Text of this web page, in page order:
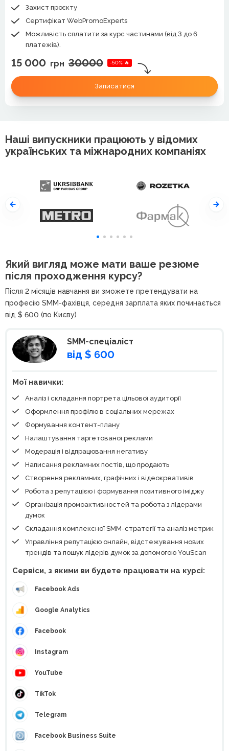
Захист проєкту
Сертифікат WebPromoExperts
Можливість сплатити за курс частинами (від 3 до 6
платежів).
15 000 грн 30000 -50% 🔥
Записатися
Наші випускники працюють у відомих
українських та міжнародних компаніях
Який вигляд може мати ваше резюме
після проходження курсу?
Після 2 місяців навчання ви зможете претендувати на
професію SMM-фахівця, середня зарплата яких починається
від $ 600 (по Києву)
SMM-спеціаліст
від $ 600
Мої навички:
Аналіз і складання портрета цільової аудиторії
Оформлення профілю в соціальних мережах
Формування контент-плану
Налаштування таргетованої реклами
Модерація і відпрацювання негативу
Написання рекламних постів, що продають
Створення рекламних, графічних і відеокреативів
Робота з репутацією і формування позитивного іміджу
Організація промоактивностей та робота з лідерами
думок
Складання комплексної SMM-стратегії та аналіз метрик
Управління репутацією онлайн, відстежування нових
трендів та пошук лідерів думок за допомогою YouScan
Сервіси, з якими ви будете працювати на курсі:
Facebook Ads
Google Analytics
Facebook
Instagram
YouTube
TikTok
Telegram
Facebook Business Suite